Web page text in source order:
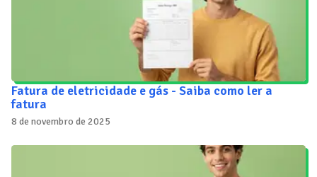
Fatura de eletricidade e gás - Saiba como ler a
fatura
8 de novembro de 2025